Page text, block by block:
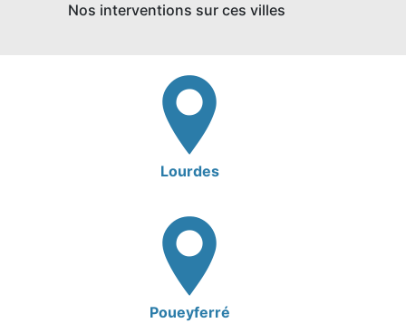
Nos interventions sur ces villes
Lourdes
Poueyferré